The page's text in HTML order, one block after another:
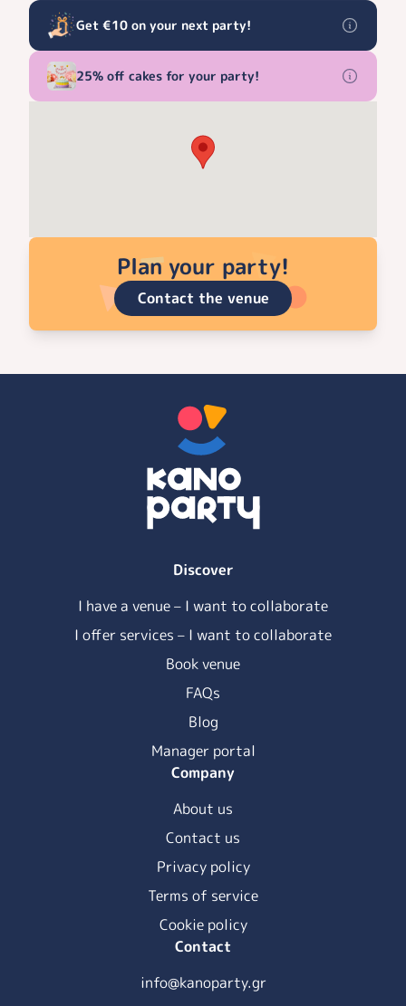
Get €10 on your next party!
25% off cakes for your party!
Plan your party!
Contact the venue
Discover
I have a venue – I want to collaborate
I offer services – I want to collaborate
Book venue
FAQs
Blog
Manager portal
Company
About us
Contact us
Privacy policy
Terms of service
Cookie policy
Contact
info@kanoparty.gr